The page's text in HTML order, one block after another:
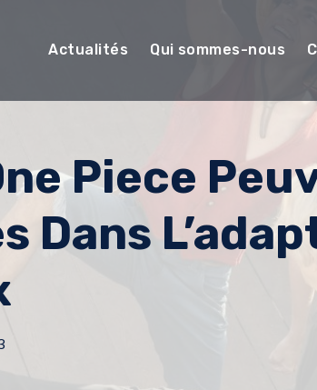
Actualités Qui sommes-nous
Piece
Dans